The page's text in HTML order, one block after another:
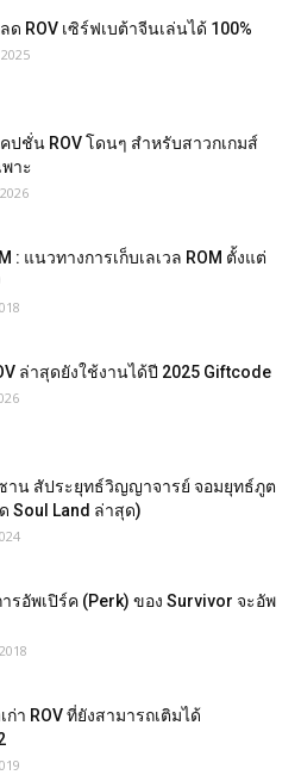
ROV เซิร์ฟเบต้าจีนเล่นได้ 100%
ปชั่น ROV โดนๆ สำหรับสาวกเกมส์
พาะ
: แนวทางการเก็บเลเวล ROM ตั้งแต่
ล่าสุดยังใช้งานได้ปี 2025 Giftcode
าน สัประยุทธ์วิญญาจารย์ จอมยุทธ์ภูต
Soul Land ล่าสุด)
ารอัพเปิร์ค (Perk) ของ Survivor จะอัพ
ก่า ROV ที่ยังสามารถเติมได้